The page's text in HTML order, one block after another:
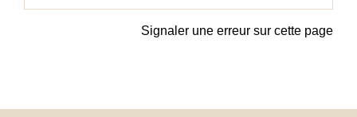
Signaler une erreur sur cette page